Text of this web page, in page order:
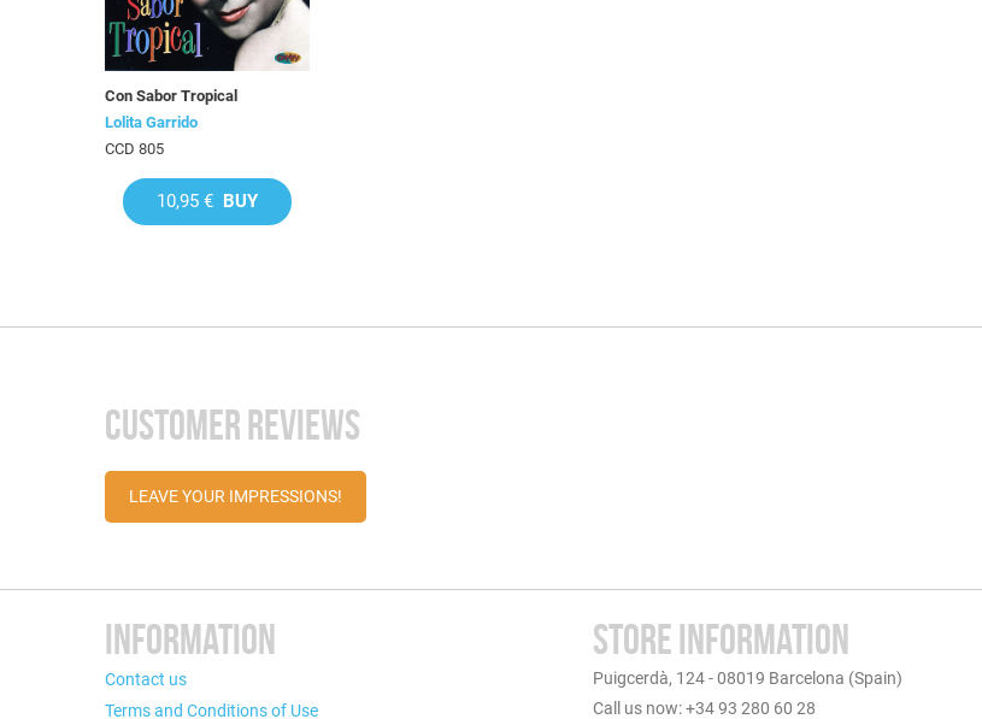
Con Sabor Tropical
Lolita Garrido
CCD 805
10,95 € BUY
CUSTOMER REVIEWS
LEAVE YOUR IMPRESSIONS!
INFORMATION
Contact us
Terms and Conditions of Use
STORE INFORMATION
Puigcerdà, 124 - 08019 Barcelona (Spain)
Call us now: +34 93 280 60 28